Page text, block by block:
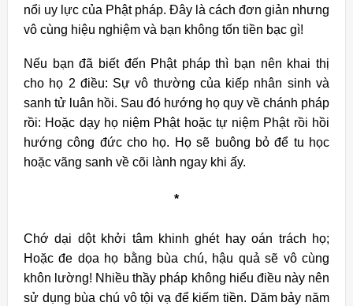
nổi uy lực của Phật pháp. Đây là cách đơn giản nhưng
vô cùng hiệu nghiệm và bạn không tốn tiền bạc gì!
Nếu bạn đã biết đến Phật pháp thì bạn nên khai thị
cho họ 2 điều: Sự vô thường của kiếp nhân sinh và
sanh tử luân hồi. Sau đó hướng họ quy về chánh pháp
rồi: Hoặc dạy họ niệm Phật hoặc tự niệm Phật rồi hồi
hướng công đức cho họ. Họ sẽ buông bỏ để tu học
hoặc vãng sanh về cõi lành ngay khi ấy.
*
Chớ dại dột khởi tâm khinh ghét hay oán trách họ;
Hoặc đe dọa họ bằng bùa chú, hậu quả sẽ vô cùng
khôn lường! Nhiều thầy pháp không hiểu điều này nên
sử dụng bùa chú vô tội vạ để kiếm tiền. Dăm bảy năm